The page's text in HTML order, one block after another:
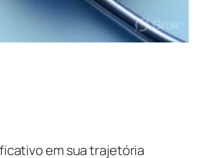
em sua trajetória